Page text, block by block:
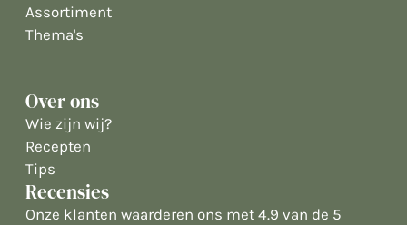
Assortiment
Thema's
Over ons
Wie zijn wij?
Recepten
Tips
Recensies
Onze klanten waarderen ons met 4.9 van de 5